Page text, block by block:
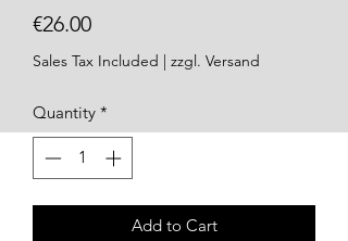
€26.00Price
Sales Tax Included | zzgl. Versand
Quantity *
Add to Cart